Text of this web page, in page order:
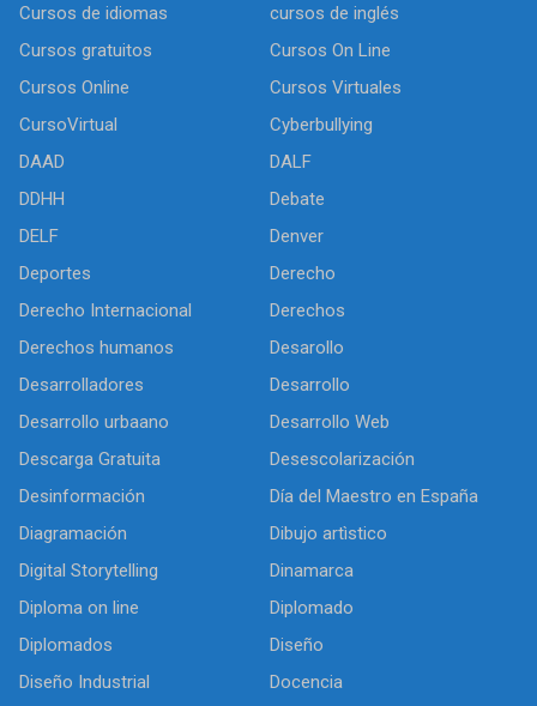
Cursos de idiomas
cursos de inglés
Cursos gratuitos
Cursos On Line
Cursos Online
Cursos Virtuales
CursoVirtual
Cyberbullying
DAAD
DALF
DDHH
Debate
DELF
Denver
Deportes
Derecho
Derecho Internacional
Derechos
Derechos humanos
Desarollo
Desarrolladores
Desarrollo
Desarrollo urbaano
Desarrollo Web
Descarga Gratuita
Desescolarización
Desinformación
Día del Maestro en España
Diagramación
Dibujo artìstico
Digital Storytelling
Dinamarca
Diploma on line
Diplomado
Diplomados
Diseño
Diseño Industrial
Docencia